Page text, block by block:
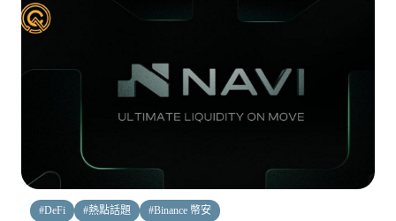
#DeFi #熱點話題 #Binance 幣安